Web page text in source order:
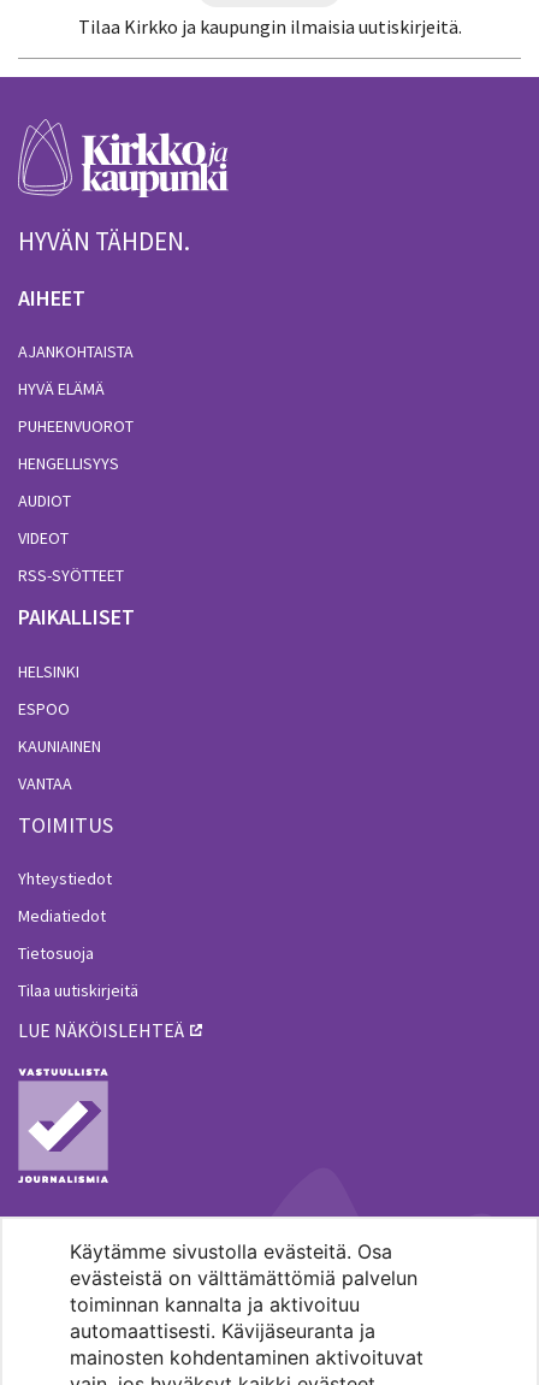
Käytämme sivustolla evästeitä. Osa
evästeistä on välttämättömiä palvelun
toiminnan kannalta ja aktivoituu
automaattisesti. Kävijäseuranta ja
mainosten kohdentaminen aktivoituvat
Tilaa Kirkko ja kaupungin ilmaisia uutiskirjeitä.
HYVÄN TÄHDEN.
AIHEET
AJANKOHTAISTA
HYVÄ ELÄMÄ
PUHEENVUOROT
HENGELLISYYS
AUDIOT
VIDEOT
RSS-SYÖTTEET
PAIKALLISET
HELSINKI
ESPOO
KAUNIAINEN
VANTAA
TOIMITUS
Yhteystiedot
Mediatiedot
Tietosuoja
Tilaa uutiskirjeitä
LUE NÄKÖISLEHTEÄ
MENOHAKU